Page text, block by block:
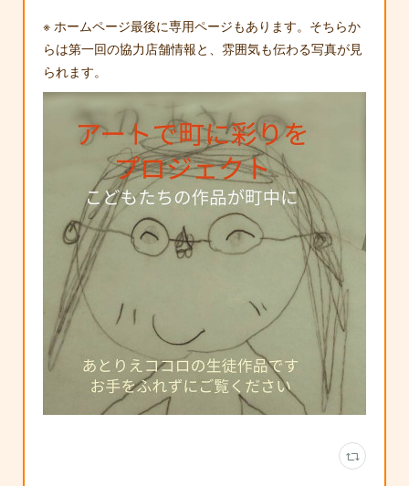
※ ホームページ最後に専用ページもあります。そちらか
らは第一回の協力店舗情報と、雰囲気も伝わる写真が見
られます。